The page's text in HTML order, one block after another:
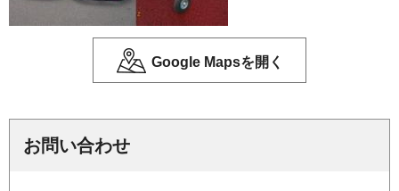
Google Mapsを開く
お問い合わせ